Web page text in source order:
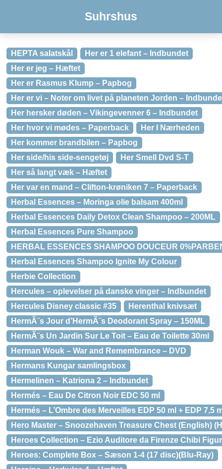
Suhrshus
HEPTA salatskål
Her er 1 elefant – Indbundet
Her er jeg – Hæftet
Her er Rasmus Klump – Papbog
Her er vi – Noter om livet på planeten Jorden –
Her hersker døden – Vikingevenner 6 – Indbundet
Her hvor vi mødes – Paperback
Her I Nærheden
Her kommer brandbilen – Papbog
Her side/his side-sengetøj
Her Smell Dvd S-T
Her så langt væk – Hæftet
Her var en mand – Clifton-krøniken 7 – Paperback
Herbal Essences – Moringa olie balsam 400ml
Herbal Essences Daily Detox Clean Shampoo – 200ML
Herbal Essences Pure Shampoo
HERBAL ESSENCES SHAMPOO DOUCEUR
Herbal Essences Shampoo Ignite My Colour
Herbie Collection
Hercules – oplevelser på danske vinger – Indbundet
Hercules Disney classic #35
Herenthal knivsæt
HermÃ¨s Jour d’HermÃ¨s Deodorant Spray – 150ML
HermÃ¨s Un Jardin Sur Le Toit – Eau de Toilette 30ml
Herman Wouk – War and Remembrance – DVD
Hermans Kungar samlingsbox
Hermelinen – Katriona 2 – Indbundet
Hermés – Eau De Citron Noir EDC 50 ml
Hermés – L’Ombre des Merveilles EDP 50 ml + EDP 7,5
Hero Master – Snoozehaven Treasure Chest (English)
Heroes Collection – Ezio Auditore da Firenze Chibi
Heroes: Complete Box – Sæson 1-4 (17 disc)(Blu-Ray)